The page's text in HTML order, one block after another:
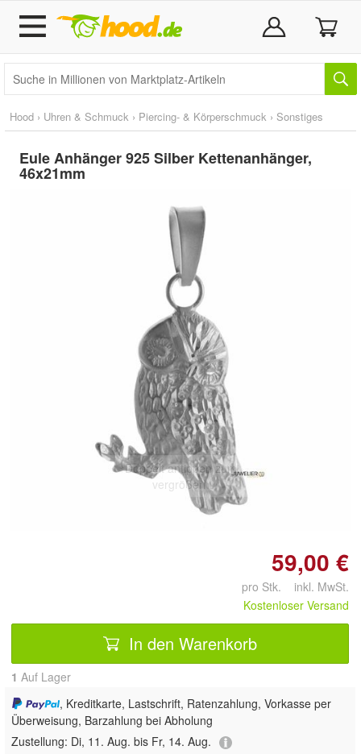
Hood › Uhren & Schmuck › Piercing- & Körperschmuck › Sonstiges
Eule Anhänger 925 Silber Kettenanhänger,
46x21mm
Doppelt antippen zum
vergrößern
59,00 €
pro Stk. inkl. MwSt.
Kostenloser Versand
In den Warenkorb
1 Auf Lager
, Kreditkarte, Lastschrift, Ratenzahlung, Vorkasse per
Überweisung, Barzahlung bei Abholung
Zustellung: Di, 11. Aug. bis Fr, 14. Aug.